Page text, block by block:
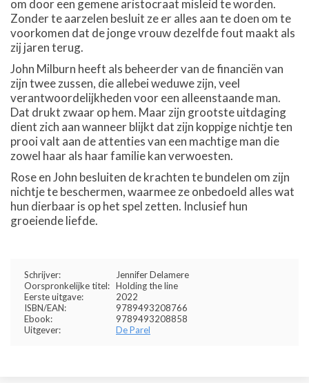
om door een gemene aristocraat misleid te worden.
Zonder te aarzelen besluit ze er alles aan te doen om te
voorkomen dat de jonge vrouw dezelfde fout maakt als
zij jaren terug.
John Milburn heeft als beheerder van de financiën van
zijn twee zussen, die allebei weduwe zijn, veel
verantwoordelijkheden voor een alleenstaande man.
Dat drukt zwaar op hem. Maar zijn grootste uitdaging
dient zich aan wanneer blijkt dat zijn koppige nichtje ten
prooi valt aan de attenties van een machtige man die
zowel haar als haar familie kan verwoesten.
Rose en John besluiten de krachten te bundelen om zijn
nichtje te beschermen, waarmee ze onbedoeld alles wat
hun dierbaar is op het spel zetten. Inclusief hun
groeiende liefde.
Schrijver:
Jennifer Delamere
Oorspronkelijke titel: Holding the line
Eerste uitgave:
2022
ISBN/EAN:
9789493208766
Ebook:
9789493208858
Uitgever:
De Parel